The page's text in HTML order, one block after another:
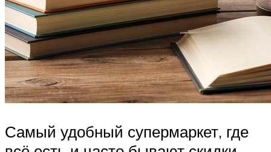
Самый удобный супермаркет, где